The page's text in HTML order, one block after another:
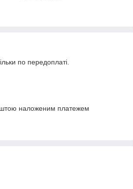
по передоплаті.
наложеним платежем